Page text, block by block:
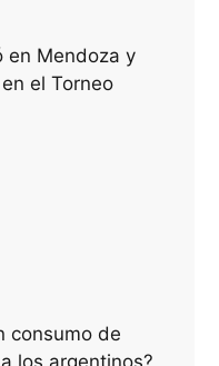
en Mendoza y
el Torneo
consumo de